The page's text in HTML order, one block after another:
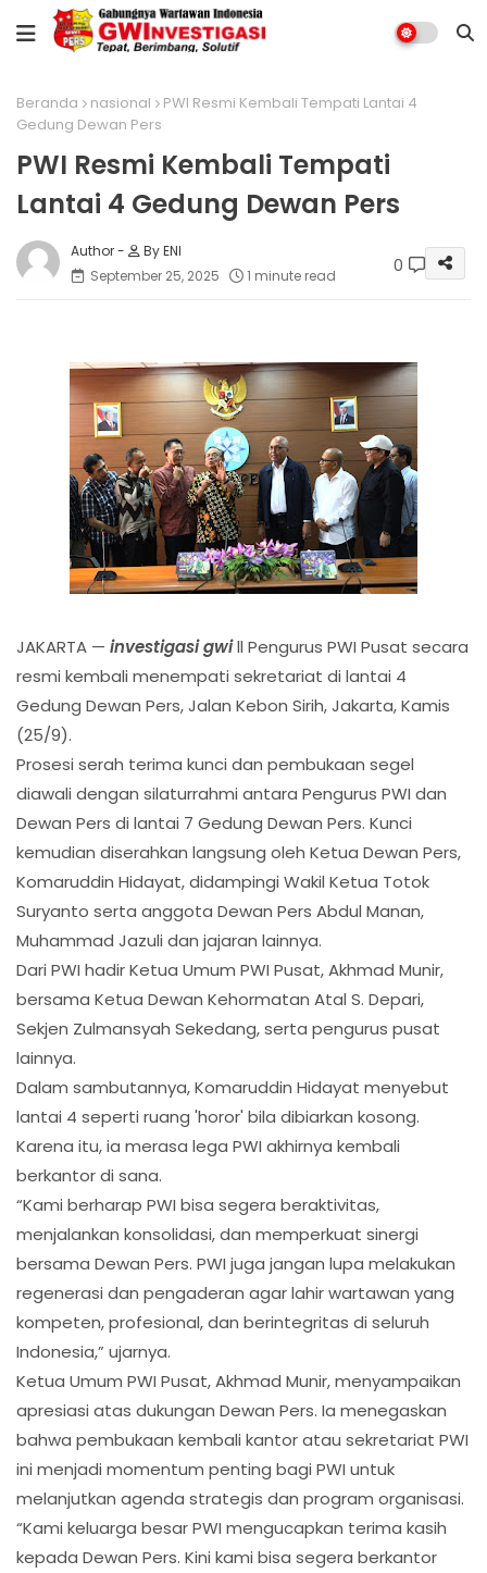
Beranda nasional
PWI Resmi Kembali Tempati Lantai 4
Gedung Dewan Pers
PWI Resmi Kembali Tempati
Lantai 4 Gedung Dewan Pers
By ENI
September 25, 2025
1 minute read 0
JAKARTA — investigasi gwill Pengurus PWI Pusat secara
resmi kembali menempati sekretariat di lantai 4
Gedung Dewan Pers, Jalan Kebon Sirih, Jakarta, Kamis
(25/9).
Prosesi serah terima kunci dan pembukaan segel
diawali dengan silaturrahmi antara Pengurus PWI dan
Dewan Pers di lantai 7 Gedung Dewan Pers. Kunci
kemudian diserahkan langsung oleh Ketua Dewan Pers,
Komaruddin Hidayat, didampingi Wakil Ketua Totok
Suryanto serta anggota Dewan Pers Abdul Manan,
Muhammad Jazuli dan jajaran lainnya.
Dari PWI hadir Ketua Umum PWI Pusat, Akhmad Munir,
bersama Ketua Dewan Kehormatan Atal S. Depari,
Sekjen Zulmansyah Sekedang, serta pengurus pusat
lainnya.
Dalam sambutannya, Komaruddin Hidayat menyebut
lantai 4 seperti ruang 'horor' bila dibiarkan kosong.
Karena itu, ia merasa lega PWI akhirnya kembali
berkantor di sana.
“Kami berharap PWI bisa segera beraktivitas,
menjalankan konsolidasi, dan memperkuat sinergi
bersama Dewan Pers. PWI juga jangan lupa melakukan
regenerasi dan pengaderan agar lahir wartawan yang
kompeten, profesional, dan berintegritas di seluruh
Indonesia,” ujarnya.
Ketua Umum PWI Pusat, Akhmad Munir, menyampaikan
apresiasi atas dukungan Dewan Pers. Ia menegaskan
bahwa pembukaan kembali kantor atau sekretariat PWI
ini menjadi momentum penting bagi PWI untuk
melanjutkan agenda strategis dan program organisasi.
“Kami keluarga besar PWI mengucapkan terima kasih
kepada Dewan Pers. Kini kami bisa segera berkantor